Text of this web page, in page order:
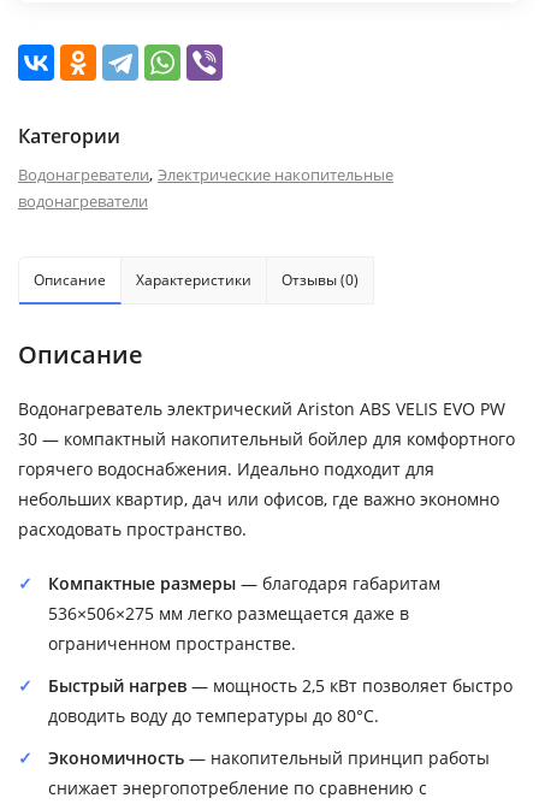
Категории
Водонагреватели, Электрические накопительные
водонагреватели
Описание Характеристики Отзывы (0)
Описание
Водонагреватель электрический Ariston ABS VELIS EVO PW
30 — компактный накопительный бойлер для комфортного
горячего водоснабжения. Идеально подходит для
небольших квартир, дач или офисов, где важно экономно
расходовать пространство.
Компактные размеры — благодаря габаритам
536×506×275 мм легко размещается даже в
ограниченном пространстве.
Быстрый нагрев — мощность 2,5 кВт позволяет быстро
доводить воду до температуры до 80°C.
Экономичность — накопительный принцип работы
снижает энергопотребление по сравнению с